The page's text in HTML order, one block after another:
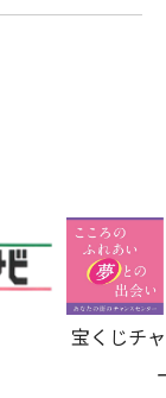
宝くじチ